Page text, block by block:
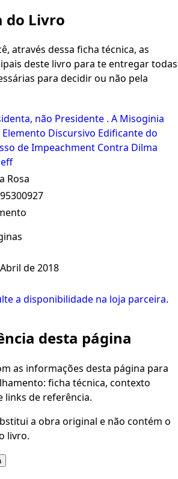
do Livro
através dessa ficha técnica, as
deste livro para te entregar todas
para decidir ou não pela
não Presidente . A Misoginia
Elemento Discursivo Edificante do
de Impeachment Contra Dilma
Rosa
de 2018
a disponibilidade na loja parceira.
desta página
as informações desta página para
ficha técnica, contexto
links de referência.
a obra original e não contém o
livro.